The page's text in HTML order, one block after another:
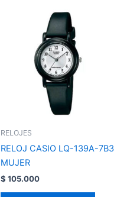
RELOJES
RELOJ CASIO LQ-139A-7B3
MUJER
$ 105.000